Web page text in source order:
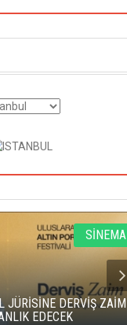
SİNEMA
JÜRİSİNE DERVİŞ ZAİM
EDECEK